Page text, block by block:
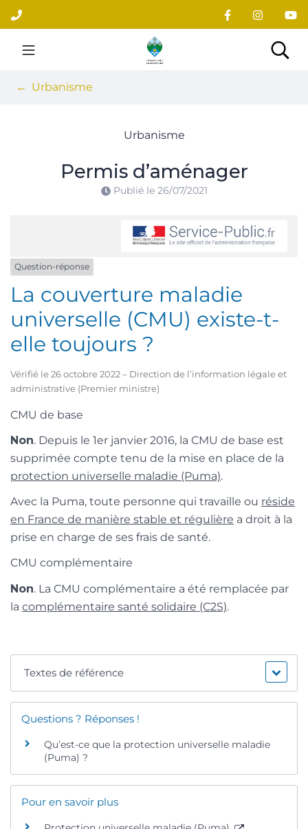
Aller
au
contenu
Site officiel du village
Urbanisme
Urbanisme
Permis d’aménager
Publié le 26/07/2021
Question-réponse
La couverture maladie
universelle (CMU) existe-t-
elle toujours ?
Vérifié le 26 octobre 2022 – Direction de l’information légale et
administrative (Premier ministre)
CMU de base
Non. Depuis le 1er janvier 2016, la CMU de base est
supprimée compte tenu de la mise en place de la
protection universelle maladie (Puma).
Avec la Puma, toute personne qui travaille ou réside
en France de manière stable et régulière a droit à la
prise en charge de ses frais de santé.
CMU complémentaire
Non. La CMU complémentaire a été remplacée par
la complémentaire santé solidaire (C2S).
Textes de référence
Questions ? Réponses !
Qu’est-ce que la protection universelle maladie
(Puma) ?
Pour en savoir plus